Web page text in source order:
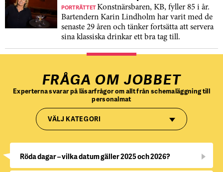
PORTRÄTTETKonstnärsbaren, KB, fyller 85 i år.
Bartendern Karin Lindholm har varit med de
senaste 29 åren och tänker fortsätta att servera
sina klassiska drinkar ett bra tag till.
FRÅGA OM JOBBET
Experterna svarar på läsarfrågor om allt från schemaläggning till
personalmat
VÄLJ KATEGORI
Röda dagar – vilka datum gäller 2025 och 2026?